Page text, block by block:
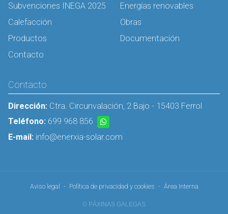
Subvenciones INEGA 2025
Energías renovables
Calefacción
Obras
Productos
Documentación
Contacto
Contacto
Dirección: Ctra. Circunvalación, 2 Bajo - 15403 Ferrol
Teléfono: 699 968 856
E-mail: info@enerxia-solar.com
Aviso legal - Política de privacidad y cookies - Área Interna
© PÁXINAS GALEGAS